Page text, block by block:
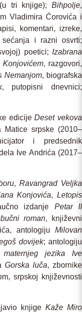
tri knjige);Bihpolje,
Vladimira Ćorovića i
komentari, izreke,
i razni osvrti;
poetici; Izabrana
, razgovori,
Nemanjom, biografska
, putopisni dnevnici;
edicijeDeset vekova
Matice srpske (2010–
i predsednik
Ive Andrića (2017–
, Ravangrad Veljka
Konjovića,Letopis
izdanje Petar II
roman, književni
antologiju Milovan
dovijek; antologiju
jezika Ive
Gorska luča, zbornike
srpskoj književnosti
knjige Kaže Miro